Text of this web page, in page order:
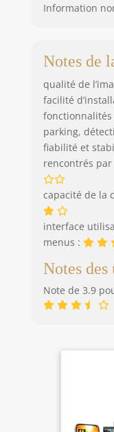
Information
Notes de
qualité de
facilité
parking,
fiabilité et
rencontrés
capacité de la
interface
menus :
Notes
Note de 3.9